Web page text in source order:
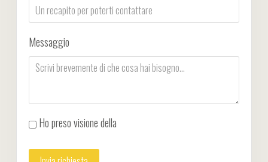
Messaggio
Ho preso visione della